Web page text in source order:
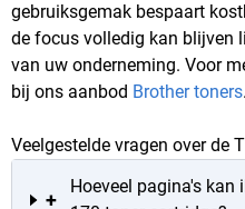
gebruiksgemak bespaart
de focus volledig kan blijven
van uw onderneming. Voor
bij ons aanbod Brother toners.
Veelgestelde vragen over de
+
Hoeveel pagina's kan